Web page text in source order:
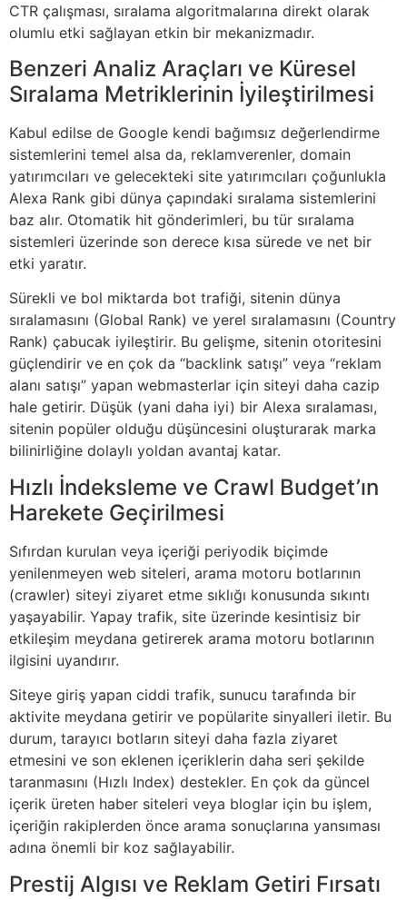
CTR çalışması, sıralama algoritmalarına direkt olarak
olumlu etki sağlayan etkin bir mekanizmadır.
Benzeri Analiz Araçları ve Küresel
Sıralama Metriklerinin İyileştirilmesi
Kabul edilse de Google kendi bağımsız değerlendirme
sistemlerini temel alsa da, reklamverenler, domain
yatırımcıları ve gelecekteki site yatırımcıları çoğunlukla
Alexa Rank gibi dünya çapındaki sıralama sistemlerini
baz alır. Otomatik hit gönderimleri, bu tür sıralama
sistemleri üzerinde son derece kısa sürede ve net bir
etki yaratır.
Sürekli ve bol miktarda bot trafiği, sitenin dünya
sıralamasını (Global Rank) ve yerel sıralamasını (Country
Rank) çabucak iyileştirir. Bu gelişme, sitenin otoritesini
güçlendirir ve en çok da “backlink satışı” veya “reklam
alanı satışı” yapan webmasterlar için siteyi daha cazip
hale getirir. Düşük (yani daha iyi) bir Alexa sıralaması,
sitenin popüler olduğu düşüncesini oluşturarak marka
bilinirliğine dolaylı yoldan avantaj katar.
Hızlı İndeksleme ve Crawl Budget’ın
Harekete Geçirilmesi
Sıfırdan kurulan veya içeriği periyodik biçimde
yenilenmeyen web siteleri, arama motoru botlarının
(crawler) siteyi ziyaret etme sıklığı konusunda sıkıntı
yaşayabilir. Yapay trafik, site üzerinde kesintisiz bir
etkileşim meydana getirerek arama motoru botlarının
ilgisini uyandırır.
Siteye giriş yapan ciddi trafik, sunucu tarafında bir
aktivite meydana getirir ve popülarite sinyalleri iletir. Bu
durum, tarayıcı botların siteyi daha fazla ziyaret
etmesini ve son eklenen içeriklerin daha seri şekilde
taranmasını (Hızlı Index) destekler. En çok da güncel
içerik üreten haber siteleri veya bloglar için bu işlem,
içeriğin rakiplerden önce arama sonuçlarına yansıması
adına önemli bir koz sağlayabilir.
Prestij Algısı ve Reklam Getiri Fırsatı